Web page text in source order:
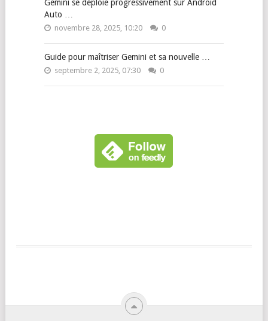
Gemini se déploie progressivement sur Android
Auto …
novembre 28, 2025, 10:20 0
Guide pour maîtriser Gemini et sa nouvelle …
septembre 2, 2025, 07:30 0